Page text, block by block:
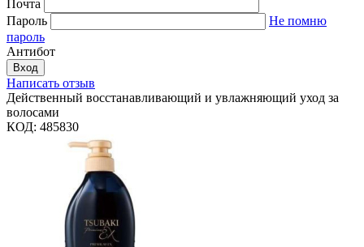
Почта
Пароль
Не помню
пароль
Антибот
Вход
Написать отзыв
Действенный восстанавливающий и увлажняющий уход за
волосами
КОД: 485830